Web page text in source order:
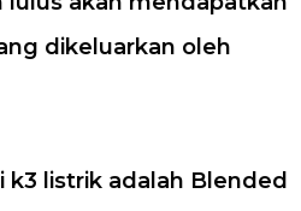
dikeluarkan oleh
listrik adalah Blended